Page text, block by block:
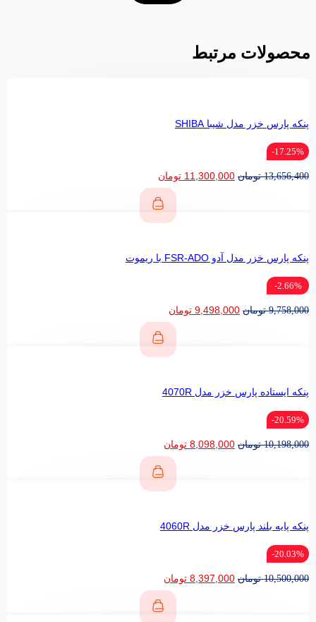
محصولات مرتبط
پنکه پارس خزر مدل شیبا SHIBA
17.25%-
13,656,400 تومان 11,300,000 تومان
پنکه پارس خزر مدل آدو FSR-ADO با ریموت
2.66%-
9,758,000 تومان 9,498,000 تومان
پنکه ایستاده پارس خزر مدل 4070R
20.59%-
10,198,000 تومان 8,098,000 تومان
پنکه پایه بلند پارس خزر مدل 4060R
20.03%-
10,500,000 تومان 8,397,000 تومان